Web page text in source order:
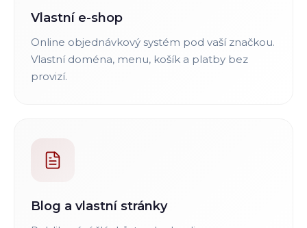
Vlastní e-shop
Online objednávkový systém pod vaší značkou.
Vlastní doména, menu, košík a platby bez
provizí.
Blog a vlastní stránky